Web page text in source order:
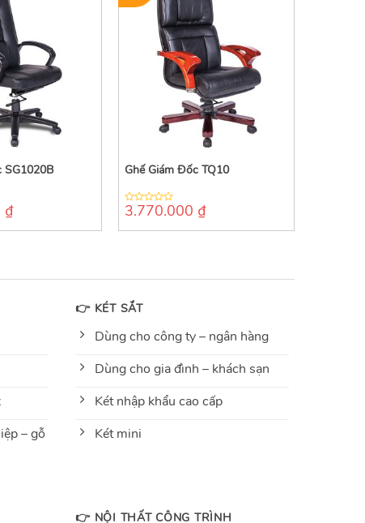
SG1020B
₫
Ghế Giám Đốc TQ10
0
of
3.770.000 ₫
– gỗ
👉 KÉT SẮT
Dùng cho công ty – ngân hàng
Dùng cho gia đình – khách sạn
Két nhập khẩu cao cấp
Két mini
👉 NỘI THẤT CÔNG TRÌNH